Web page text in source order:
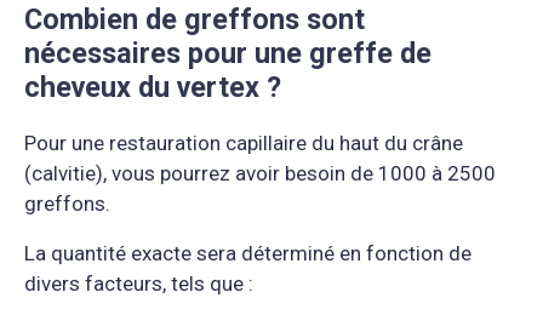
Combien de greffons sont
nécessaires pour une greffe de
cheveux du vertex ?
Pour une restauration capillaire du haut du crâne
(calvitie), vous pourrez avoir besoin de 1000 à 2500
greffons.
La quantité exacte sera déterminé en fonction de
divers facteurs, tels que :